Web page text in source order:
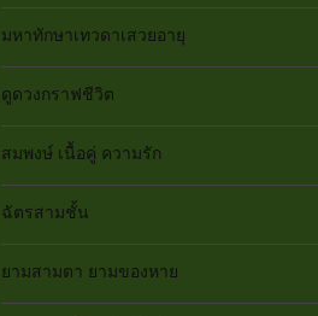
มหาทักษาเทวดาเสวยอายุ
ดูดวงกราฟชีวิต
สมพงษ์ เนื้อคู่ ความรัก
ฉัตรสามชั้น
ยามสามตา ยามของหาย